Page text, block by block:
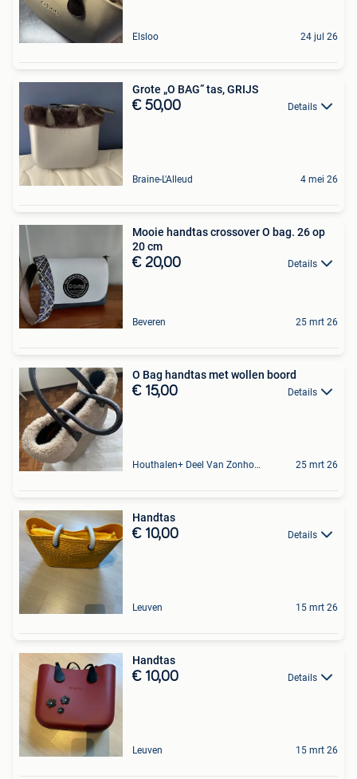
Elsloo 24 jul 26
Grote „O BAG” tas, GRIJS
€ 50,00 Details
Braine-L'Alleud 4 mei 26
Mooie handtas crossover O bag. 26 op
20 cm
€ 20,00 Details
Beveren 25 mrt 26
O Bag handtas met wollen boord
€ 15,00 Details
Houthalen+ Deel Van Zonhoven En Zolder 25 mrt 26
Handtas
€ 10,00 Details
Leuven 15 mrt 26
Handtas
€ 10,00 Details
Leuven 15 mrt 26